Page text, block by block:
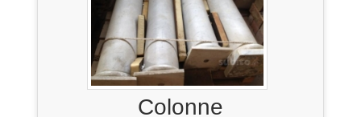
Colonne